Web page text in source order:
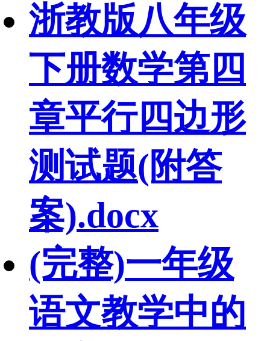
浙教版八年级
下册数学第四
章平行四边形
测试题(附答
案).docx
(完整)一年级
语文教学中的